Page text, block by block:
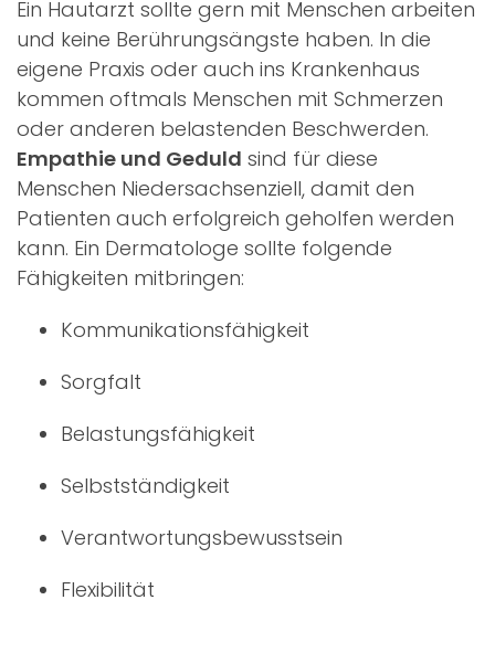
Ein Hautarzt sollte gern mit Menschen arbeiten
und keine Berührungsängste haben. In die
eigene Praxis oder auch ins Krankenhaus
kommen oftmals Menschen mit Schmerzen
oder anderen belastenden Beschwerden.
Empathie und Geduld sind für diese
Menschen Niedersachsenziell, damit den
Patienten auch erfolgreich geholfen werden
kann. Ein Dermatologe sollte folgende
Fähigkeiten mitbringen:
Kommunikationsfähigkeit
Sorgfalt
Belastungsfähigkeit
Selbstständigkeit
Verantwortungsbewusstsein
Flexibilität